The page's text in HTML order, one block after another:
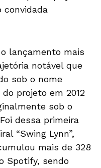
convidada
lançamento mais
notável que
sob o nome
projeto em 2012
sob o
dessa primeira
“Swing Lynn”,
mais de 328
Spotify, sendo